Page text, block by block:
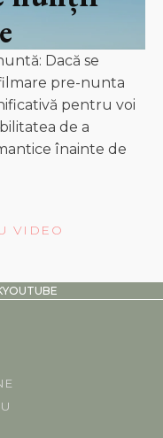
Dacă se
pre-nunta
pentru voi
de a
înainte de
VIDEO
YOUTUBE